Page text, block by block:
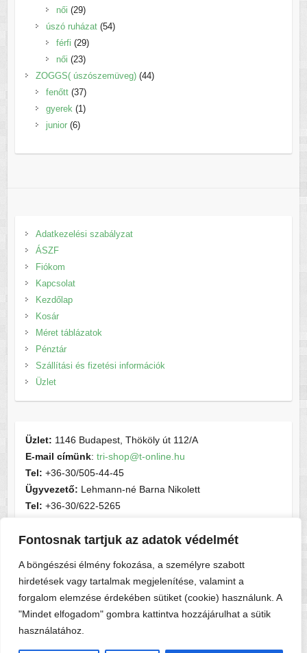
Fontosnak tartjuk az adatok védelmét
A böngészési élmény fokozása, a személyre szabott
hirdetések vagy tartalmak megjelenítése, valamint a
forgalom elemzése érdekében sütiket (cookie) használunk. A
"Mindet elfogadom" gombra kattintva hozzájárulhat a sütik
használatához.
női 2929
termék
úszó ruházat 5454
férfi 2929
termék
női 2323
termék
ZOGGS( úszószemüveg) 4444
fenőtt 3737
termék
gyerek 11
junior 66
Adatkezelési szabályzat
ÁSZF
Fiókom
Kapcsolat
Kezdőlap
Kosár
Méret táblázatok
Pénztár
Szállítási és fizetési információk
Üzlet
Üzlet: 1146 Budapest, Thököly út 112/A
E-mail címünk: tri-shop@t-online.hu
Tel: +36-30/505-44-45
Ügyvezető: Lehmann-né Barna Nikolett
Tel: +36-30/622-5265
Cégjegyzékszám:cg05-06-015156